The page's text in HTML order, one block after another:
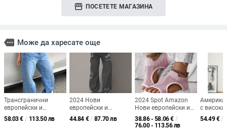
storefront ПОСЕТЕТЕ МАГАЗИНА
more Може да харесате още
Трансгранични
европейски и
американски
модерни дамски
58.03€ / 113.50 лв
2024 Нови
европейски и
американски
Aliexpress Amazon
44.84 € / 87.70 лв
2024 Spot Amazon
Нови европейски и
американски модни
плетени ежедневни
38.86 - 58.06€ /
76.00 - 113.56 лв
с висока
крак,
54.49€ /